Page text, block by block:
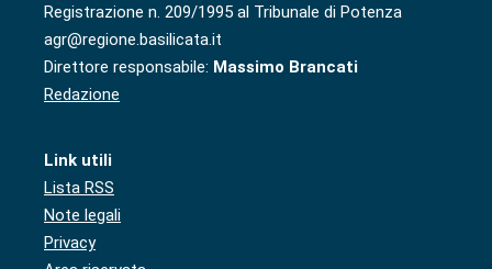
Registrazione n. 209/1995 al Tribunale di Potenza
agr@regione.basilicata.it
Direttore responsabile: Massimo Brancati
Redazione
Link utili
Lista RSS
Note legali
Privacy